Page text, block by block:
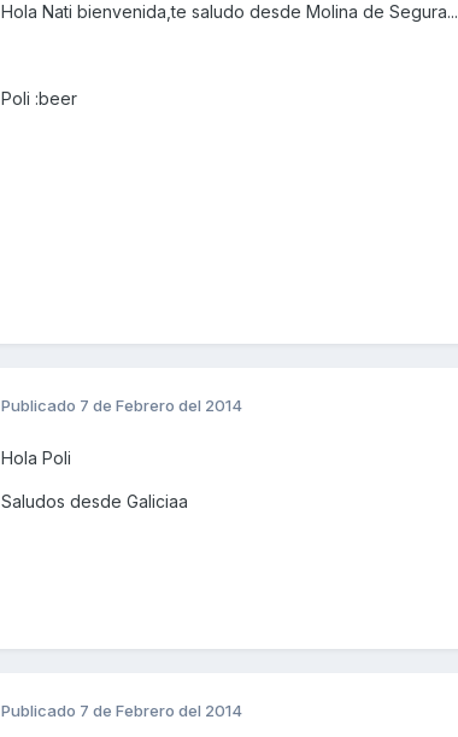
Hola Nati bienvenida,te saludo desde Molina de Segura...
Poli :beer
Publicado 7 de Febrero del 2014
Hola Poli
Saludos desde Galiciaa
Publicado 7 de Febrero del 2014